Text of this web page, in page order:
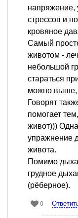
напряжение,
стрессов и
кровяное
Самый
животом -
небольшой
стараться
можно выше,
Говорят
помогает
живот)))
упражнение
живота.
Помимо
грудное
(рёберное).
0